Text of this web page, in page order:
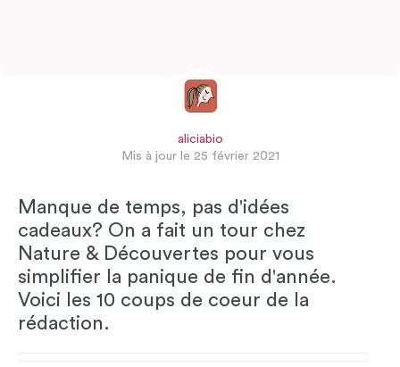
aliciabio
Mis à jour le 25 février 2021
Manque de temps, pas d'idées
cadeaux? On a fait un tour chez
Nature & Découvertes pour vous
simplifier la panique de fin d'année.
Voici les 10 coups de coeur de la
rédaction.